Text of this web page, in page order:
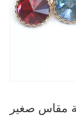
مقاس صغير